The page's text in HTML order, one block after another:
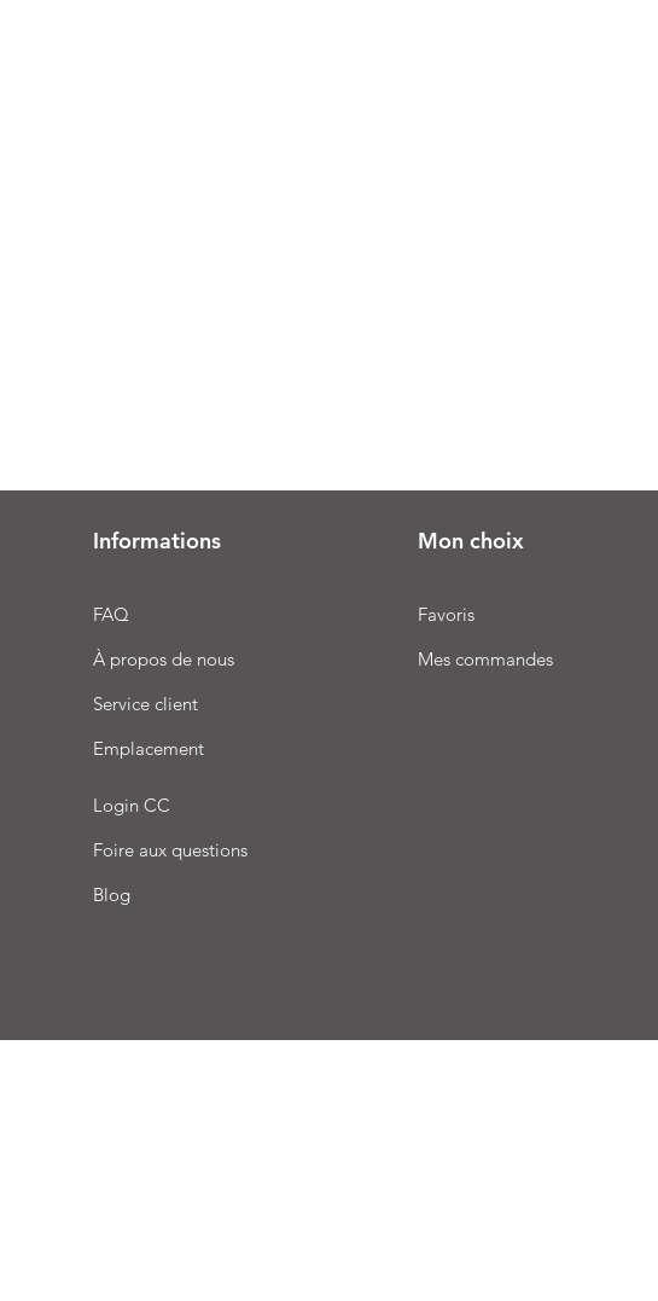
Informations
FAQ
À propos de nous
Service client
Emplacement
Login CC
Foire aux questions
Blog
Mon choix
Favoris
Mes commandes